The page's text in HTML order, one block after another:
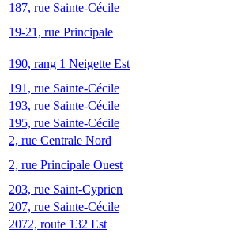
187, rue Sainte-Cécile
19-21, rue Principale
190, rang 1 Neigette Est
191, rue Sainte-Cécile
193, rue Sainte-Cécile
195, rue Sainte-Cécile
2, rue Centrale Nord
2, rue Principale Ouest
203, rue Saint-Cyprien
207, rue Sainte-Cécile
2072, route 132 Est